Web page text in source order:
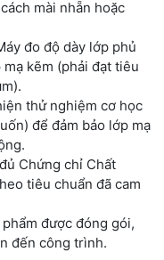
mài nhẵn hoặc
đo độ dày lớp phủ
kẽm (phải đạt tiêu
thử nghiệm cơ học
để đảm bảo lớp mạ
Chứng chỉ Chất
tiêu chuẩn đã cam
phẩm được đóng gói,
đến công trình.